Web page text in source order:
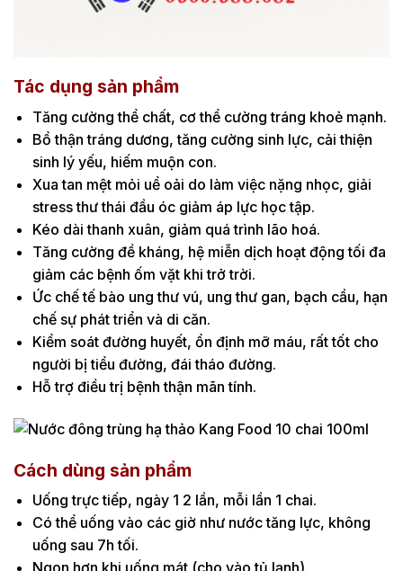
Tác dụng sản phẩm
Tăng cường thể chất, cơ thể cường tráng khoẻ mạnh.
Bổ thận tráng dương, tăng cường sinh lực, cải thiện
sinh lý yếu, hiếm muộn con.
Xua tan mệt mỏi uể oải do làm việc nặng nhọc, giải
stress thư thái đầu óc giảm áp lực học tập.
Kéo dài thanh xuân, giảm quá trình lão hoá.
Tăng cường đề kháng, hệ miễn dịch hoạt động tối đa
giảm các bệnh ốm vặt khi trở trời.
Ức chế tế bào ung thư vú, ung thư gan, bạch cầu, hạn
chế sự phát triển và di căn.
Kiểm soát đường huyết, ổn định mỡ máu, rất tốt cho
người bị tiểu đường, đái tháo đường.
Hỗ trợ điều trị bệnh thận mãn tính.
Cách dùng sản phẩm
Uống trực tiếp, ngày 1 2 lần, mỗi lần 1 chai.
Có thể uống vào các giờ như nước tăng lực, không
uống sau 7h tối.